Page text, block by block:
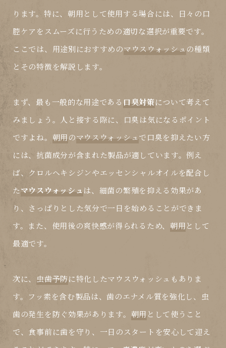
ります。特に、 朝用として使用する場合には、日々の口
腔ケアをスムーズに行うための適切な選択が重要です。
ここでは、用途別におすすめのマウスウォッシュの種類
とその特徴を解説します。
まず、最も一般的な用途である 口臭対策について考えて
みましょう。人と接する際に、口臭は気になるポイント
ですよね。 朝用のマウスウォッシュで口臭を抑えたい方
には、抗菌成分が含まれた製品が適しています。例え
ば、クロルヘキシジンやエッセンシャルオイルを配合し
たマウスウォッシュは、細菌の繁殖を抑える効果があ
り、さっぱりとした気分で一日を始めることができま
す。また、使用後の爽快感が得られるため、 朝用として
最適です。
次に、 虫歯予防に特化したマウスウォッシュ もありま
す。フッ素を含む製品は、歯のエナメル質を強化し、虫
歯の発生を防ぐ効果があります。 朝用 として使うこと
で、食事前に歯を守り、一日のスタートを安心して迎え